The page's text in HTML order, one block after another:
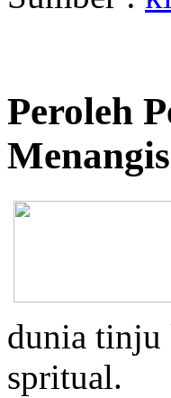
Peroleh
Menangis
dunia tinju
spritual.